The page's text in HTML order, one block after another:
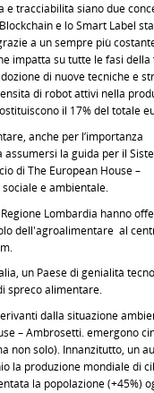
e tracciabilità siano due
e lo Smart Label
a un sempre più
impatta su tutte le fasi
di nuove tecniche e
di robot attivi nella
il 17% del totale
anche per l’importanza
assumersi la guida per il
di The European House –
e ambientale.
Lombardia hanno
dell'agroalimentare al
un Paese di genialità
spreco alimentare.
dalla situazione
– Ambrosetti. emergono
non solo). Innanzitutto, un
la produzione mondiale di
la popolazione (+45%)